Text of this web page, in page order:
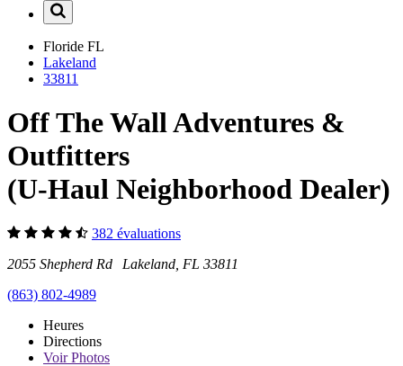
Floride FL
Lakeland
33811
Off The Wall Adventures &
Outfitters
(U-Haul Neighborhood Dealer)
382 évaluations
2055 Shepherd Rd Lakeland, FL 33811
(863) 802-4989
Heures
Directions
VoirPhotos